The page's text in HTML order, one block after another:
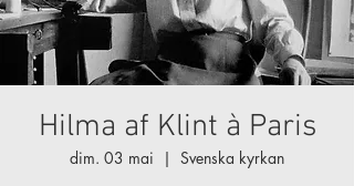
Hilma af Klint à Paris
dim. 03 mai
  |
Svenska kyrkan